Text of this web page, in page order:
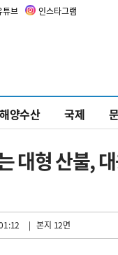
튜브 인스타그램
해양수산 국제
대형 산불,
| 본지 12면